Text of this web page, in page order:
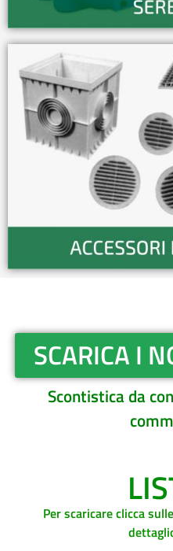
SCARICA I
Scontistica da
Per scaricare clicca